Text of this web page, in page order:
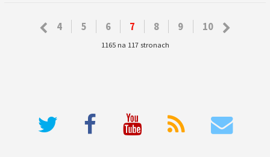
4 5 6 7 8 9 10
1165 na 117 stronach